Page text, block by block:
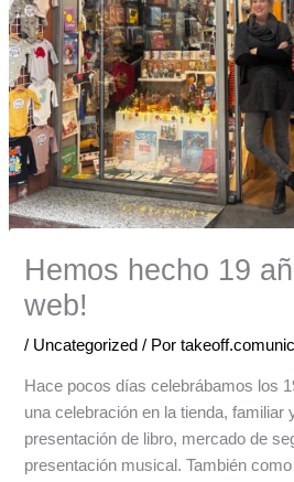
Hemos hecho 19
web!
/ Uncategorized / Por
Hace pocos días celebrábamos los
una celebración en la tienda, familiar
presentación de libro, mercado de
presentación musical. También